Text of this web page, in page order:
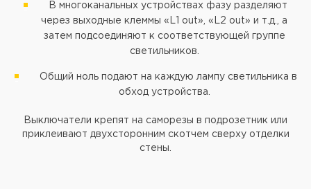
В многоканальных устройствах фазу разделяют
через выходные клеммы «L1 out», «L2 out» и т.д., а
затем подсоединяют к соответствующей группе
светильников.
Общий ноль подают на каждую лампу светильника в
обход устройства.
Выключатели крепят на саморезы в подрозетник или
приклеивают двухсторонним скотчем сверху отделки
стены.